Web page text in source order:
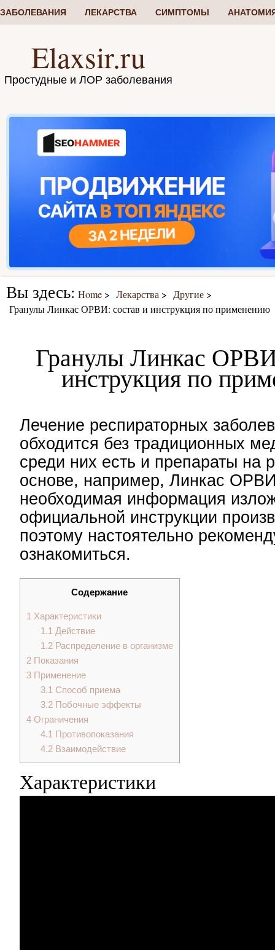
ЗАБОЛЕВАНИЯ ЛЕКАРСТВА СИМПТОМЫ
Elaxsir.ru
Простудные и ЛОР заболевания
Вы здесь: Home Лекарства
Другие
Гранулы Линкас ОРВИ: состав и инструкция по применению
Гранулы Линкас
инструкция по
Лечение респираторных
обходится без традиционных
среди них есть и препараты на
основе, например, Линкас
необходимая информация
официальной инструкции
поэтому настоятельно
ознакомиться.
Содержание
1 Характеристики
1.1 Действие
1.2Распределение в организме
2 Показания
3 Применение
3.1 Способ приема
3.2Побочные эффекты
4 Ограничения
4.1 Противопоказания
4.2Взаимодействие
Характеристики